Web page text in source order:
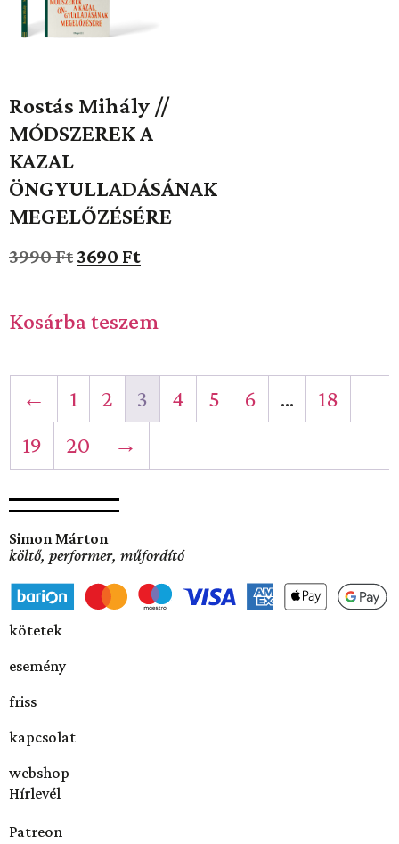
Rostás Mihály //
MÓDSZEREK A
KAZAL
ÖNGYULLADÁSÁNAK
MEGELŐZÉSÉRE
3990Ft 3690 Ft
Kosárba teszem
← 1 2 3 4 5 6 …
18
19
20 →
Simon Márton
költő, performer, műfordító
kötetek
esemény
friss
kapcsolat
webshop
Hírlevél
Patreon